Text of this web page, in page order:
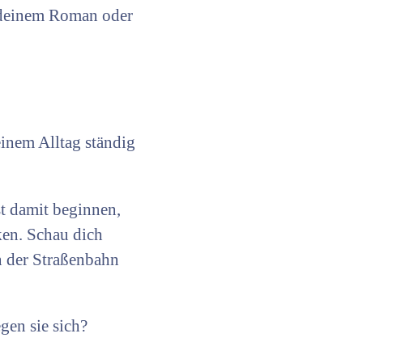
Roman oder
Alltag ständig
damit beginnen,
Schau dich
Straßenbahn
sie sich?